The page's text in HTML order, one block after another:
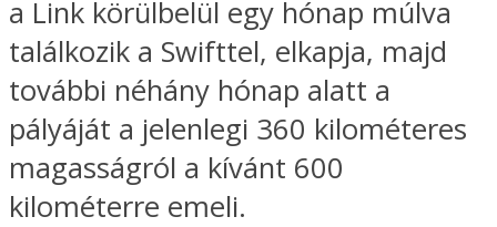
a Link körülbelül egy hónap múlva
találkozik a Swifttel, elkapja, majd
további néhány hónap alatt a
pályáját a jelenlegi 360 kilométeres
magasságról a kívánt 600
kilométerre emeli.